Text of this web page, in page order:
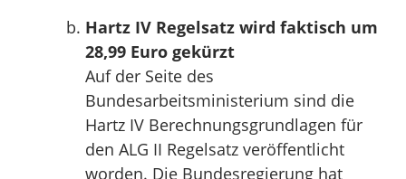
Hartz IV Regelsatz wird faktisch um
28,99 Euro gekürzt
Auf der Seite des
Bundesarbeitsministerium sind die
Hartz IV Berechnungsgrundlagen für
den ALG II Regelsatz veröffentlicht
worden. Die Bundesregierung hat